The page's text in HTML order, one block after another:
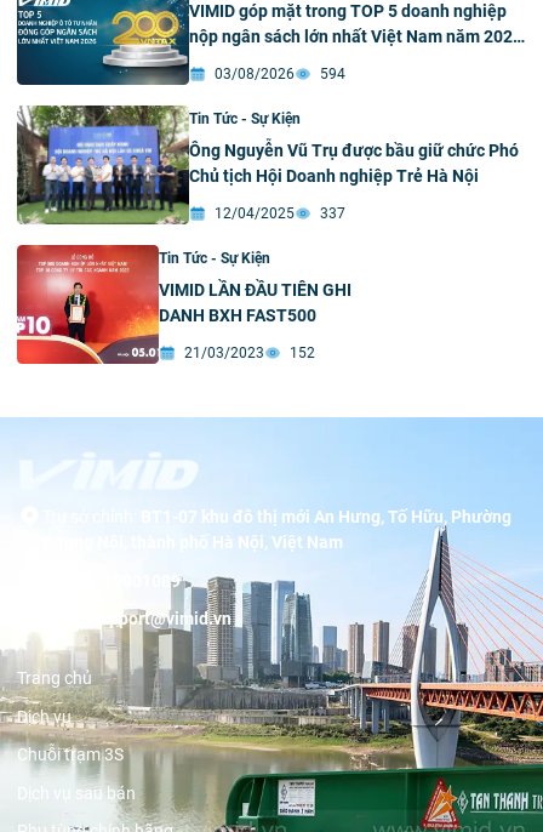
VIMID góp mặt trong TOP 5 doanh nghiệp
nộp ngân sách lớn nhất Việt Nam năm 2026
ngành ô tô tư nhân
03/08/2026 594
Tin Tức - Sự Kiện
Ông Nguyễn Vũ Trụ được bầu giữ chức Phó
Chủ tịch Hội Doanh nghiệp Trẻ Hà Nội
12/04/2025 337
Tin Tức - Sự Kiện
VIMID LẦN ĐẦU TIÊN GHI
DANH BXH FAST500
21/03/2023 152
BT1-07 khu đô thị mới An Hưng, Tố Hữu, Phường
Dương Nội, thành phố Hà Nội, Việt Nam
19001089
support@vimid.vn
Trang chủ
Dịch vụ
Chuỗi trạm 3S
Dịch vụ sau bán